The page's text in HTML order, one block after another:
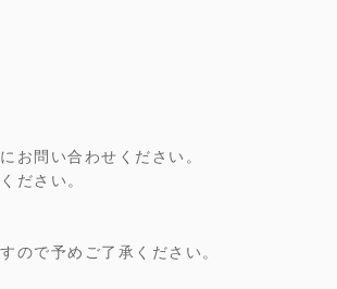
お問い合わせください。
ださい。
ので予めご了承ください。